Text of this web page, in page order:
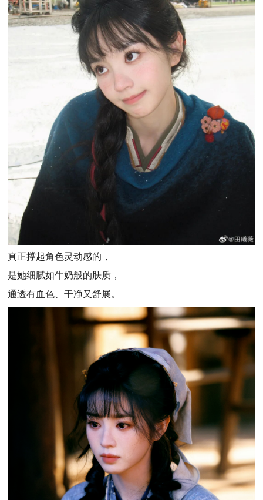
真正撑起角色灵动感的，
是她细腻如牛奶般的肤质，
通透有血色、干净又舒展。